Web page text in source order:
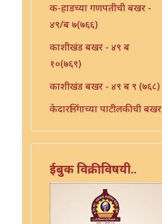
क-हाडच्या गणपतीची बखर -
४९/ब ७(७६६)
काशीखंड बखर - ४९ ब
१०(७६९)
काशीखंड बखर - ४९ ब ९ (७६८)
केदारलिंगाच्या पाटीलकीची बखर
खंडोबा म्हाळसा लग्नाची
बखर-४९ / १६(७७५)
खर्ड्याची बखर - ४९ / ब १३
ईबुक विक्रीविषयी..